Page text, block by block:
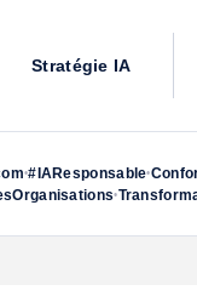
Stratégie IA
•#IAResponsable•
•